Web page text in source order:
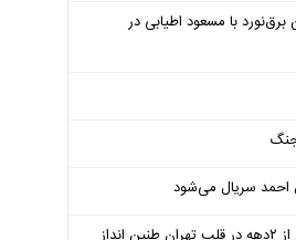
با مسعود اطیابی در
احمد سریال می‌شود